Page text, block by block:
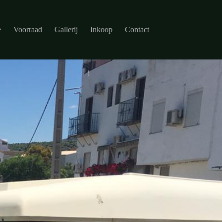
Voorraad Gallerij Inkoop Contact